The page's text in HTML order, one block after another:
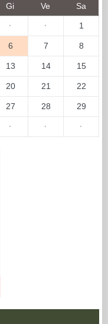
Gi Ve Sa
· · 1
6 7 8
13 14 15
20 21 22
27 28 29
· · ·